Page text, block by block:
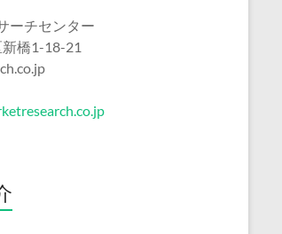
ーチセンター
橋1-18-21